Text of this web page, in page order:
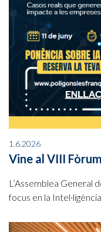
1.6.2026
Vine al VIII
L’Assemblea General
focus en la